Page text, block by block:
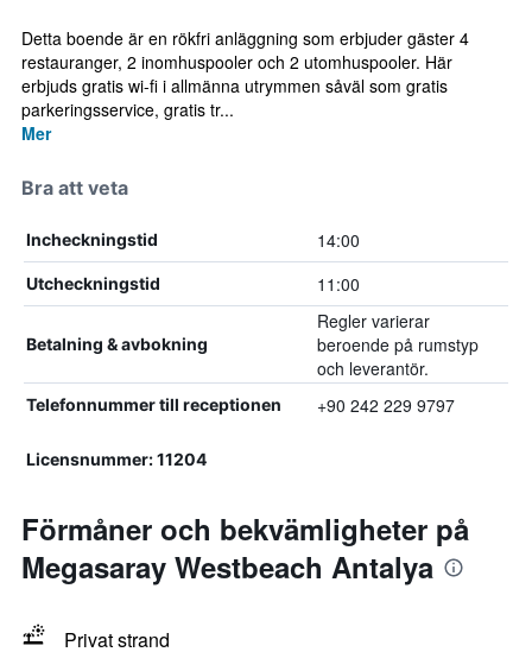
Detta boende är en rökfri anläggning som erbjuder gäster 4
restauranger, 2 inomhuspooler och 2 utomhuspooler. Här
erbjuds gratis wi-fi i allmänna utrymmen såväl som gratis
parkeringsservice, gratis tr...
Mer
Bra att veta
Incheckningstid 14:00
Utcheckningstid 11:00
Betalning & avbokning
Regler varierar
beroende på rumstyp
och leverantör.
Telefonnummer till receptionen +90 242 229 9797
Licensnummer: 11204
Förmåner och bekvämligheter på
Megasaray Westbeach Antalya
Privat strand